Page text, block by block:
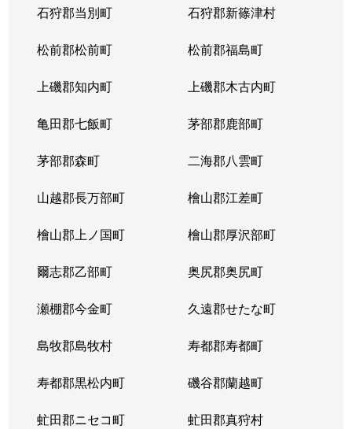
石狩郡当別町 石狩郡新篠津村
松前郡松前町 松前郡福島町
上磯郡知内町 上磯郡木古内町
亀田郡七飯町 茅部郡鹿部町
茅部郡森町 二海郡八雲町
山越郡長万部町 檜山郡江差町
檜山郡上ノ国町 檜山郡厚沢部町
爾志郡乙部町 奥尻郡奥尻町
瀬棚郡今金町 久遠郡せたな町
島牧郡島牧村 寿都郡寿都町
寿都郡黒松内町 磯谷郡蘭越町
虻田郡ニセコ町 虻田郡真狩村